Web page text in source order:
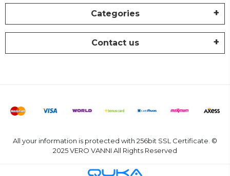
Categories
Contact us
All your information is protected with 256bit SSL Certificate. ©
2025 VERO VANNI All Rights Reserved